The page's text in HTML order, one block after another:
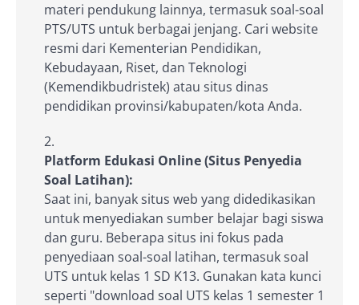
materi pendukung lainnya, termasuk soal-soal
PTS/UTS untuk berbagai jenjang. Cari website
resmi dari Kementerian Pendidikan,
Kebudayaan, Riset, dan Teknologi
(Kemendikbudristek) atau situs dinas
pendidikan provinsi/kabupaten/kota Anda.
Platform Edukasi Online (Situs Penyedia
Soal Latihan):
Saat ini, banyak situs web yang didedikasikan
untuk menyediakan sumber belajar bagi siswa
dan guru. Beberapa situs ini fokus pada
penyediaan soal-soal latihan, termasuk soal
UTS untuk kelas 1 SD K13. Gunakan kata kunci
seperti "download soal UTS kelas 1 semester 1